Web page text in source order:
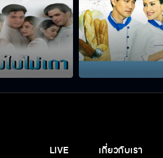
LIVE เกี่ยวกับเรา